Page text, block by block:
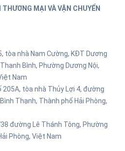
THƯƠNG MẠI VÀ VẬN CHUYỂN
tòa nhà Nam Cường, KĐT Dương
Bình, Phường Dương Nội,
Nam
205A, tòa nhà Thủy Lợi 4, đường
Thạnh, Thành phố Hải Phòng,
đường Lê Thánh Tông, Phường
Phòng, Việt Nam